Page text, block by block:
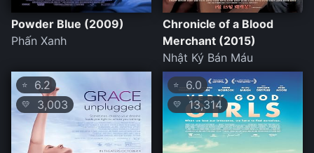
Powder Blue (2009)
Phấn Xanh
Chronicle of a Blood
Merchant (2015)
Nhật Ký Bán Máu
⭐ 6.2
💛 3,003
⭐ 6.0
💛 13,314